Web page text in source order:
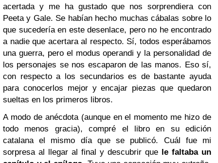
acertada y me ha gustado que nos sorprendiera con
Peeta y Gale. Se habían hecho muchas cábalas sobre lo
que sucedería en este desenlace, pero no he encontrado
a nadie que acertara al respecto. Sí, todos esperábamos
una guerra, pero el modus operandi y la personalidad de
los personajes se nos escaparon de las manos. Eso sí,
con respecto a los secundarios es de bastante ayuda
para conocerlos mejor y encajar piezas que quedaron
sueltas en los primeros libros.
A modo de anécdota (aunque en el momento me hizo de
todo menos gracia), compré el libro en su edición
catalana el mismo día que se publicó. Cuál fue mi
sorpresa al llegar al final y descubrir que le faltaba un